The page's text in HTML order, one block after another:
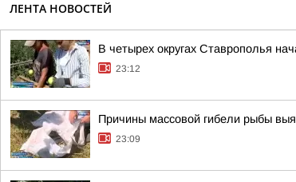
ЛЕНТА НОВОСТЕЙ
В четырех округах Ставрополья
23:12
Причины массовой гибели рыбы
23:09